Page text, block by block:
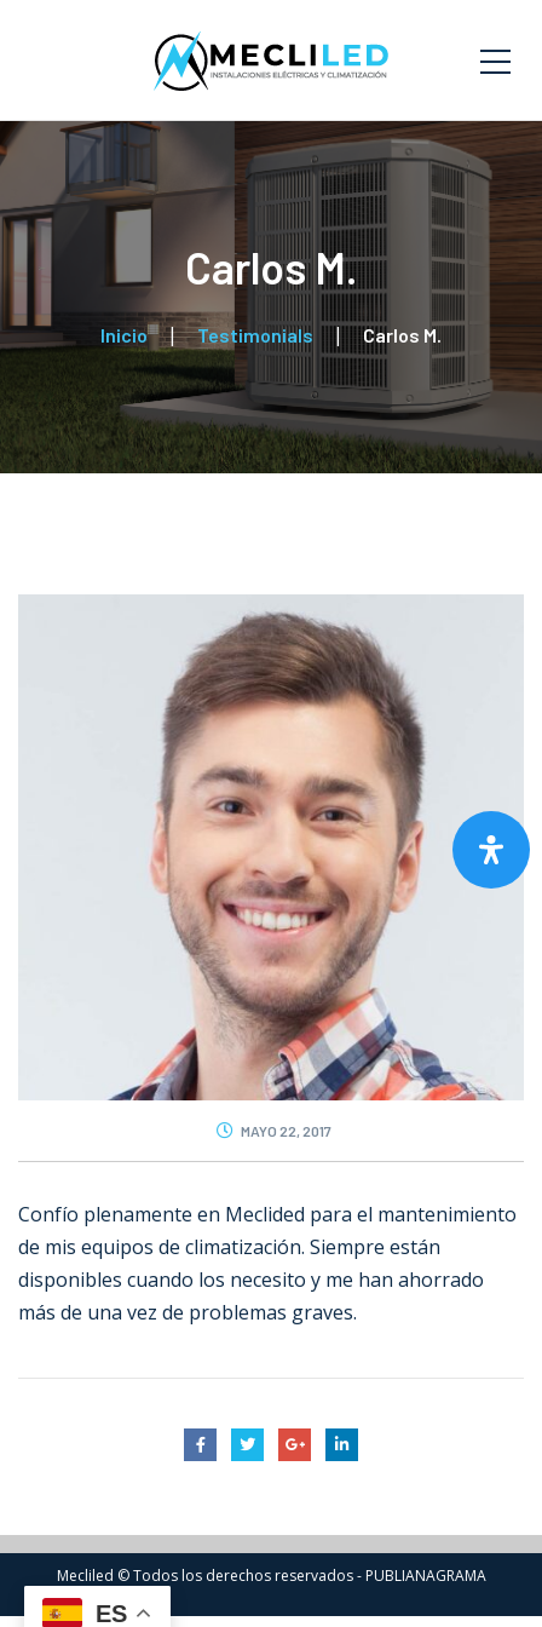
Carlos M.
Inicio Testimonials Carlos M.
MAYO 22, 2017
Confío plenamente en Meclided para el mantenimiento
de mis equipos de climatización. Siempre están
disponibles cuando los necesito y me han ahorrado
más de una vez de problemas graves.
Mecliled © Todos los derechos reservados - PUBLIANAGRAMA
ES